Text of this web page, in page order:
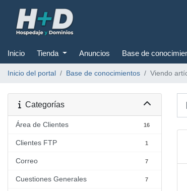
Inicio Tienda Anuncios Base de
Inicio del portal Base de conocimientos Viendo
Categorías
Área de Clientes 16
Clientes FTP 1
Correo 7
Cuestiones Generales 7